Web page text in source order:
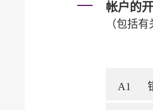
帐户的
（包括
A1